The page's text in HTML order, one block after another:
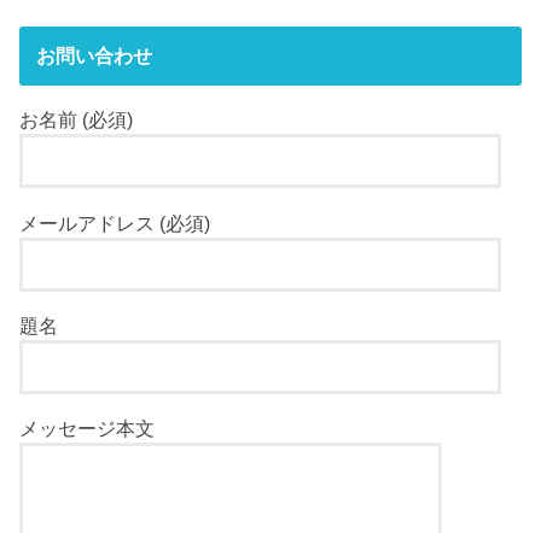
お問い合わせ
お名前 (必須)
メールアドレス (必須)
題名
メッセージ本文